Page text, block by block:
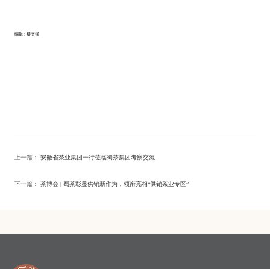
编辑 : 黎文强
上一篇： 安徽省茶业集团一行莅临蜀茶集团考察交流
下一篇： 茶博会 | 蜀茶彰显供销新作为，领衔亮相“供销茶业专区”